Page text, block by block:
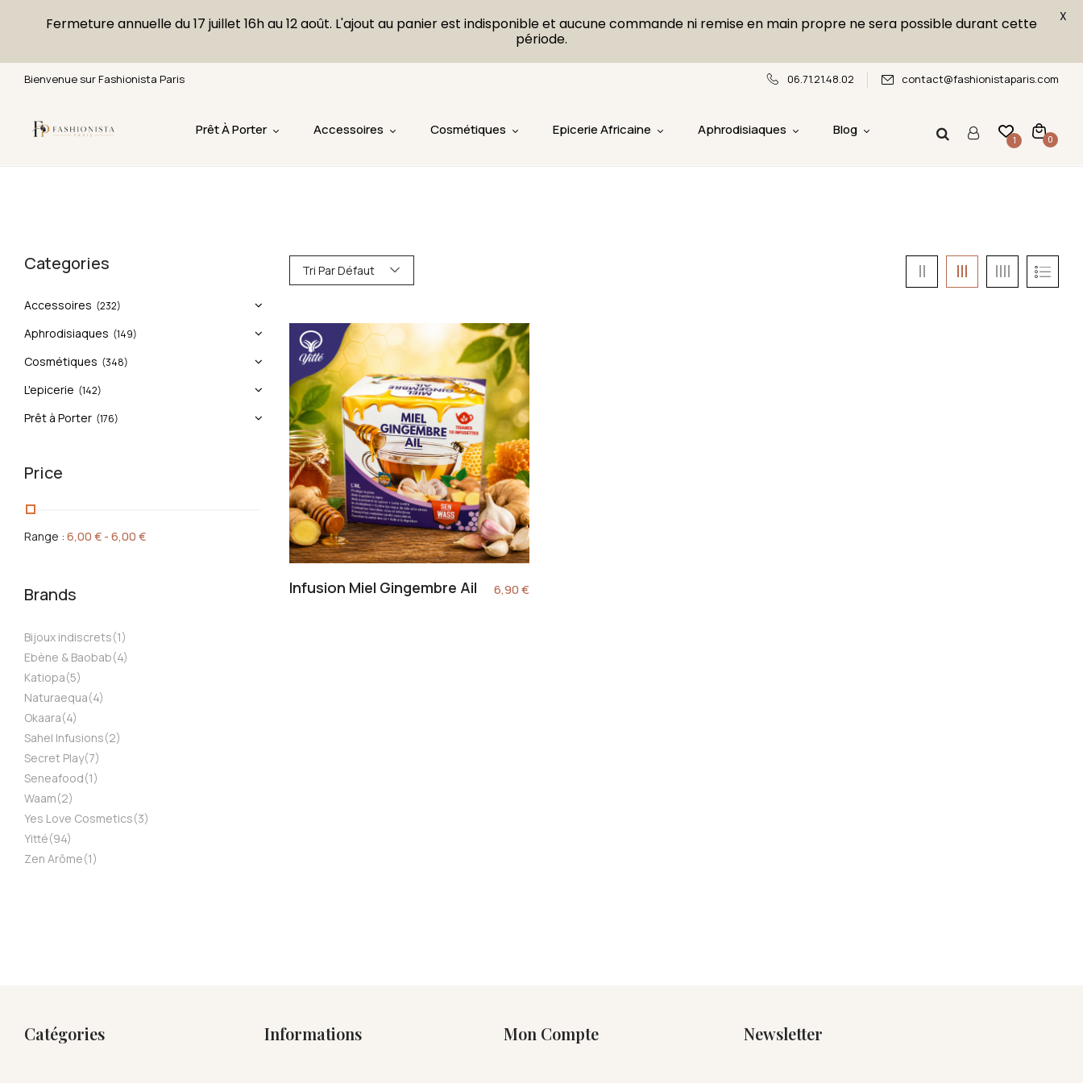
Bienvenue sur Fashionista Paris 06.71.21.48.02 contact@fashionistaparis.com
Prêt À Porter Accessoires Cosmétiques Epicerie Africaine Aphrodisiaques Blog
1 0
Categories
Accessoires (232)
Aphrodisiaques (149)
Cosmétiques (348)
L'epicerie (142)
Prêt à Porter (176)
Price
Range : 6,00 € - 6,00 €
Brands
Bijoux indiscrets(1)
Ebène & Baobab(4)
Katiopa(5)
Naturaequa(4)
Okaara(4)
Sahel Infusions(2)
Secret Play(7)
Seneafood(1)
Waam(2)
Yes Love Cosmetics(3)
Yitté(94)
Zen Arôme(1)
Tri Par Défaut
Infusion Miel Gingembre Ail 6,90€
Catégories Informations Mon Compte Newsletter
Fermeture annuelle du 17 juillet 16h au 12 août. L'ajout au panier est indisponible et aucune commande ni remise en main propre ne sera possible durant cette
période.
X